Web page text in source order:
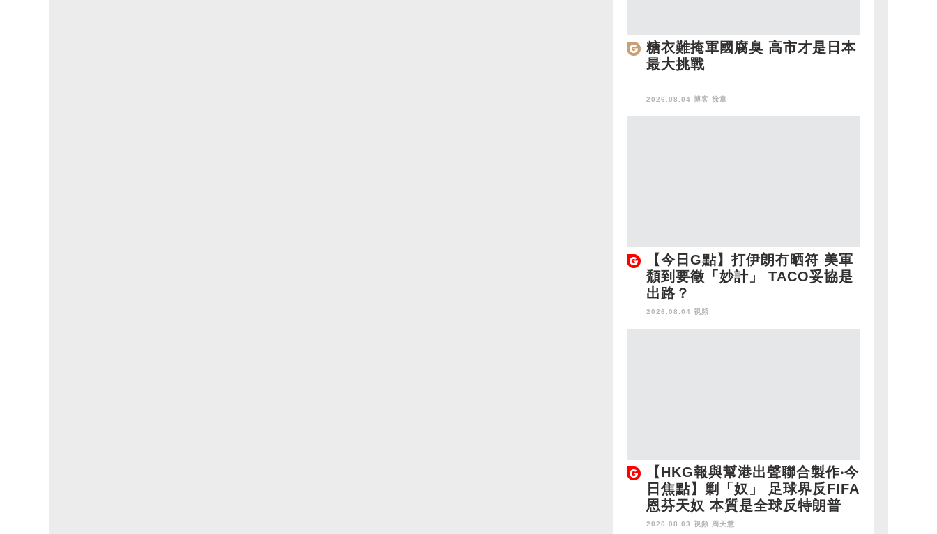
糖衣難掩軍國腐臭 高市才是日本
最大挑戰
2026.08.04 博客 徐韋
【今日G點】打伊朗冇晒符 美軍
頹到要徵「妙計」 TACO妥協是
出路？
2026.08.04 視頻
【HKG報與幫港出聲聯合製作‧今
日焦點】剿「奴」 足球界反FIFA
恩芬天奴 本質是全球反特朗普
2026.08.03 視頻 周天慧